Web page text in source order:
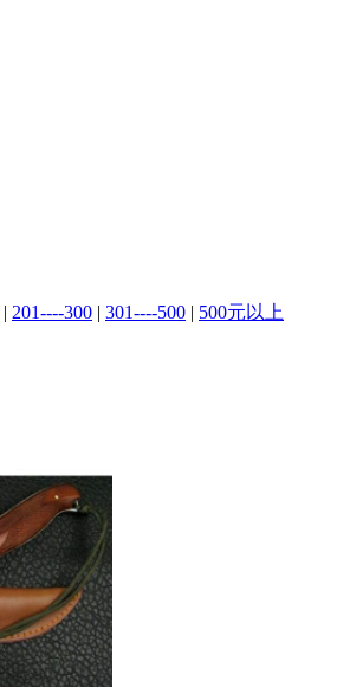
| 201----300 | 301----500 | 500元以上